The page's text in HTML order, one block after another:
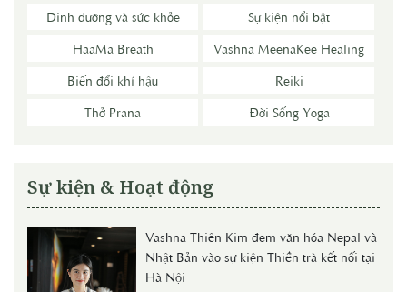
Dinh dưỡng và sức khỏe
Sự kiện nổi bật
HaaMa Breath
Vashna MeenaKee Healing
Biến đổi khí hậu
Reiki
Thở Prana
Đời Sống Yoga
Sự kiện & Hoạt động
Vashna Thiên Kim đem văn hóa Nepal và
Nhật Bản vào sự kiện Thiền trà kết nối tại
Hà Nội